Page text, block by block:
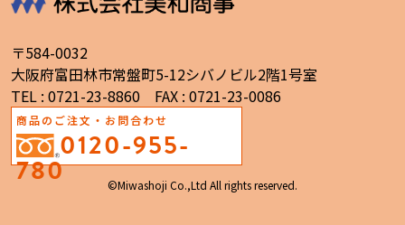
〒584-0032
大阪府富田林市常盤町5-12シバノビル2階1号室
TEL : 0721-23-8860 FAX : 0721-23-0086
商品のご注文・お問合わせ
0120-955-
780 ©Miwashoji Co.,Ltd All rights reserved.